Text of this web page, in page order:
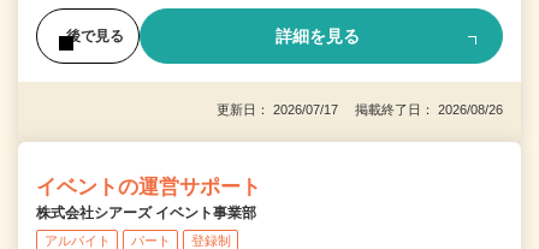
後で見る 詳細を見る
更新日： 2026/07/17 掲載終了日： 2026/08/26
イベントの運営サポート
株式会社シアーズ イベント事業部
アルバイト パート 登録制